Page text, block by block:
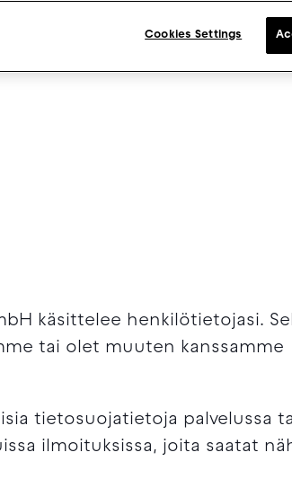
käsittelee henkilötietojasi.
tai olet muuten kanssamme
tietosuojatietoja palvelussa
ilmoituksissa, joita saatat
Cookies Settings